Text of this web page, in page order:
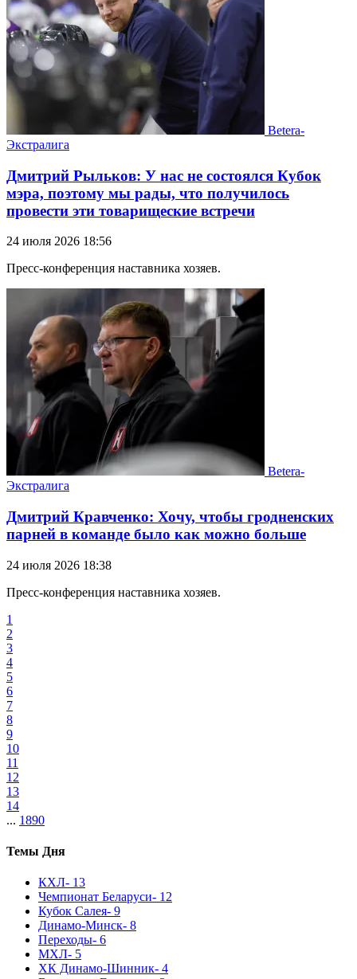
Betera-
Экстралига
Дмитрий Рыльков: У нас не состоялся Кубок
мэра, поэтому мы рады, что получилось
провести эти товарищеские встречи
24 июля 2026 18:56
Пресс-конференция наставника хозяев.
Betera-
Экстралига
Дмитрий Кравченко: Хочу, чтобы гродненских
парней в команде было как можно больше
24 июля 2026 18:38
Пресс-конференция наставника хозяев.
1
2
3
4
5
6
7
8
9
10
11
12
13
14
... 1890
Темы Дня
КХЛ- 13
Чемпионат Беларуси- 12
Кубок Салея- 9
Динамо-Минск- 8
Переходы- 6
МХЛ- 5
ХК Динамо-Шинник- 4